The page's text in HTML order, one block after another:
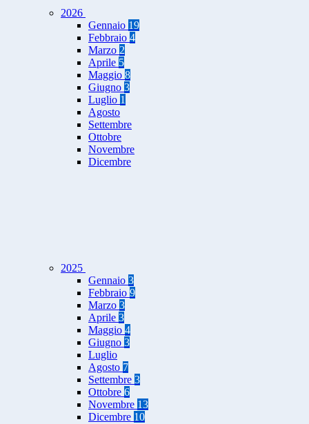
2026
Gennaio 19
Febbraio 4
Marzo 2
Aprile 5
Maggio 8
Giugno 3
Luglio 1
Agosto
Settembre
Ottobre
Novembre
Dicembre
2025
Gennaio 3
Febbraio 9
Marzo 3
Aprile 3
Maggio 4
Giugno 3
Luglio
Agosto 7
Settembre 3
Ottobre 6
Novembre 13
Dicembre 10